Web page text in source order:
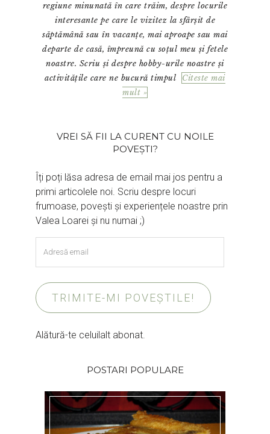
regiune minunată în care trăim, despre locurile
interesante pe care le vizitez la sfârșit de
săptămână sau în vacanțe, mai aproape sau mai
departe de casă, împreună cu soțul meu și fetele
noastre. Scriu și despre hobby-urile noastre și
activitățile care ne bucură timpul
Citeste mai
mult »
VREI SĂ FII LA CURENT CU NOILE
POVEȘTI?
Îți poți lăsa adresa de email mai jos pentru a
primi articolele noi. Scriu despre locuri
frumoase, povești și experiențele noastre prin
Valea Loarei și nu numai ;)
email
TRIMITE-MI POVEȘTILE!
Alătură-te celuilalt abonat.
POSTARI POPULARE